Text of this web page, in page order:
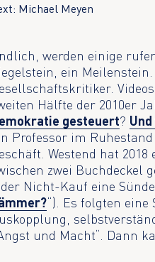
Michael Meyen
werden einige
ein
Hälfte der 2010er
gesteuert?
Professor im
Westend hat
zwei Buchdeckel
Nicht-Kauf eine
“). Es folgten
und Macht“. Dann